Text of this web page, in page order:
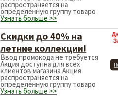
распространяется на
определенную группу товаро
Узнать больше >>
Скидки до 40% на
летние коллекции!
Ввод промокода не требуется
Акция доступна для всех
клиентов магазина Акция
распространяется на
определенную группу товаро
Узнать больше >>